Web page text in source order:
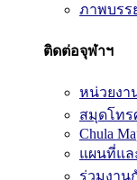
ภาพบรร
ติดต่อจุฬาฯ
หน่วยงา
สมุดโท
Chula
แผนที่แล
ร่วมงาน